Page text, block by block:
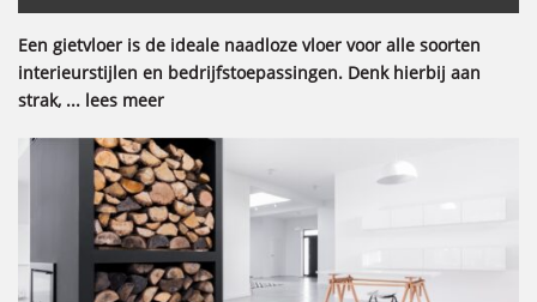
Een gietvloer is de ideale naadloze vloer voor alle soorten
interieurstijlen en bedrijfstoepassingen. Denk hierbij aan
strak, ... lees meer